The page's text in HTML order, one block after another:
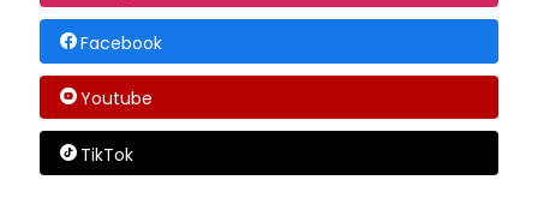
Facebook
Youtube
TikTok